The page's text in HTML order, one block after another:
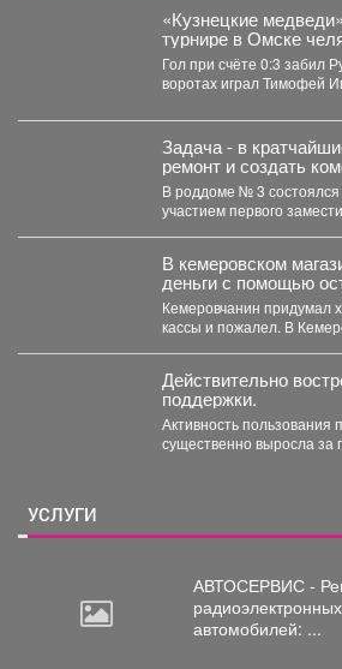
«Кузнецкие
турнире в Омске
Гол при счёте 0:3 забил
воротах играл Тимофей
Задача - в
ремонт и создать
безопасные
и новорождённых.
В роддоме № 3
участием первого
В кемеровском
деньги с помощью
Кемеровчанин придумал
кассы и пожалел. В Кемерове на Южном
Действительно
поддержки.
Активность пользования
существенно выросла
УСЛУГИ
АВТОСЕРВИС -
радиоэлектронных
автомобилей: ...